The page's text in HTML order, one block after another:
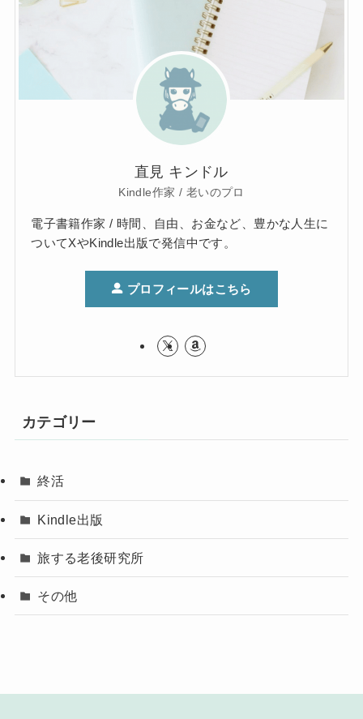
直見 キンドル
Kindle作家 / 老いのプロ
電子書籍作家 / 時間、自由、お金など、豊かな人生に
ついてXやKindle出版で発信中です。
プロフィールはこちら
カテゴリー
終活
Kindle出版
旅する老後研究所
その他